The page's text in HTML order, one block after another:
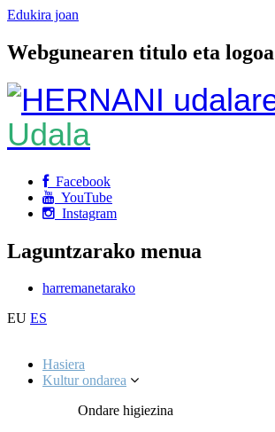
Edukira joan
Webgunearen titulo eta logoa
Udala
Facebook
YouTube
Instagram
Laguntzarako menua
harremanetarako
EU ES
Hasiera
Kultur ondarea
Ondare higiezina